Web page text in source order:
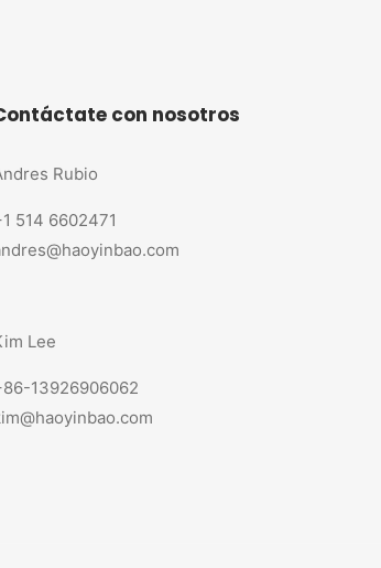
con nosotros
Rubio
514 6602471
Lee
13926906062